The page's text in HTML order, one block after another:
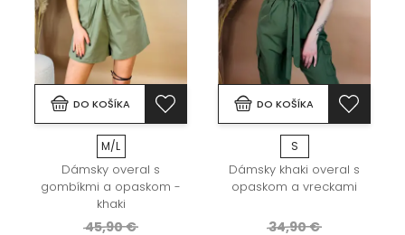
DO KOŠÍKA
M/L
Dámsky overal s
gombíkmi a opaskom -
khaki
45,90 €
DO KOŠÍKA
S
Dámsky khaki overal s
opaskom a vreckami
34,90 €